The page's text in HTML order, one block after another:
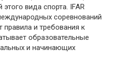
вида спорта. IFAR
соревнований
правила и требования к
образовательные
и начинающих